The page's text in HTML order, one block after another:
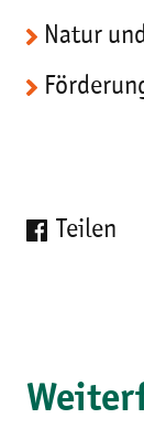
Natur
Teilen